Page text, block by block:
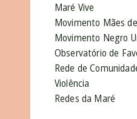
Maré Vive
Movimento Mães
Movimento Negro
Observatório de
Rede de
Violência
Redes da Maré